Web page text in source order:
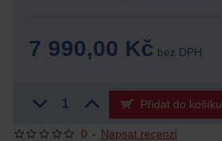
0 - Napsat recenzi
7 990,00 Kč bez DPH
Přidat do košíku